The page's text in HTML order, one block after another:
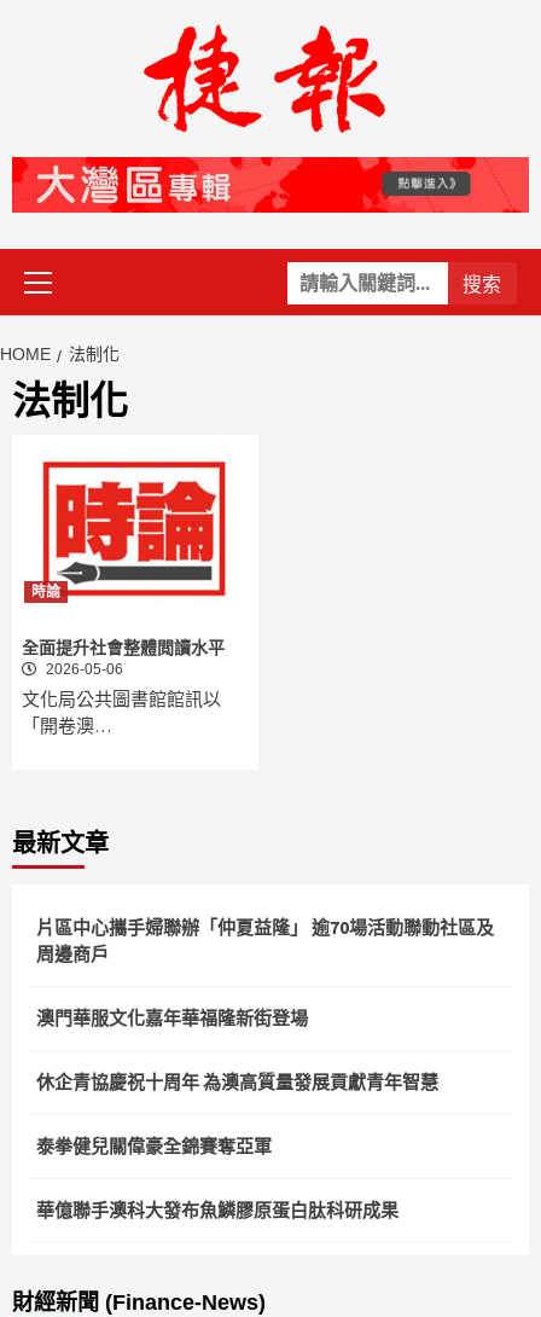
關
鍵
Primary
Menu
HOME 法制化
法制化
時論
全面提升社會整體閲讀水平
2026-05-06
文化局公共圖書館館訊以
「開卷澳…
最新文章
片區中心攜手婦聯辦「仲夏益隆」 逾70場活動聯動社區及
周邊商戶
澳門華服文化嘉年華福隆新街登場
休企青協慶祝十周年 為澳高質量發展貢獻青年智慧
泰拳健兒關偉豪全錦賽奪亞軍
華億聯手澳科大發布魚鱗膠原蛋白肽科研成果
財經新聞 (Finance-News)